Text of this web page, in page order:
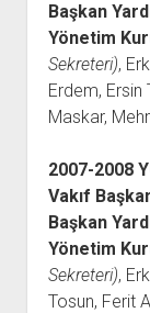
Başkan
Yönetim
Sekreteri),
Erdem, Ersin
Maskar,
2007-2008
Vakıf
Başkan
Yönetim
Sekreteri),
Tosun, Ferit